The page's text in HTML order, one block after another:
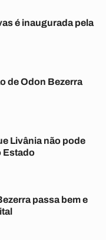
é inaugurada pela
de Odon Bezerra
Livânia não pode
Estado
passa bem e